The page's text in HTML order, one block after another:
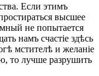
Если этимъ
высшее
не попытается
намъ счастіе здѣсь
мстителѣ и желаніе
то лучше разрушить